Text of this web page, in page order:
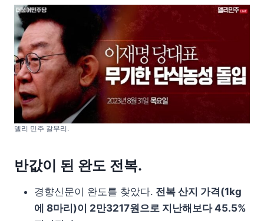
델리 민주 갈무리.
반값이 된 완도 전복.
경향신문이 완도를 찾았다. 전복 산지 가격(1kg
에 8마리)이 2만3217원으로 지난해보다 45.5%